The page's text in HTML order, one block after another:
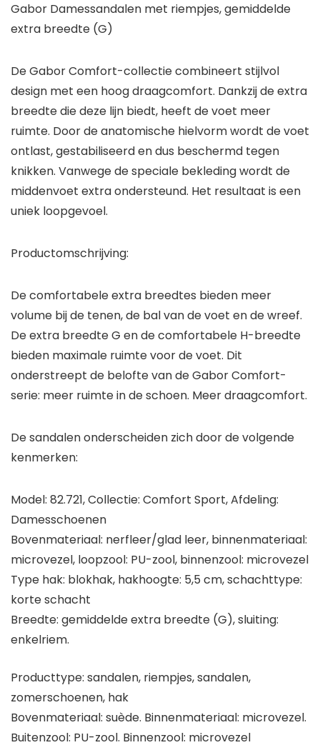
Gabor Damessandalen met riempjes, gemiddelde
extra breedte (G)
De Gabor Comfort-collectie combineert stijlvol
design met een hoog draagcomfort. Dankzij de extra
breedte die deze lijn biedt, heeft de voet meer
ruimte. Door de anatomische hielvorm wordt de voet
ontlast, gestabiliseerd en dus beschermd tegen
knikken. Vanwege de speciale bekleding wordt de
middenvoet extra ondersteund. Het resultaat is een
uniek loopgevoel.
Productomschrijving:
De comfortabele extra breedtes bieden meer
volume bij de tenen, de bal van de voet en de wreef.
De extra breedte G en de comfortabele H-breedte
bieden maximale ruimte voor de voet. Dit
onderstreept de belofte van de Gabor Comfort-
serie: meer ruimte in de schoen. Meer draagcomfort.
De sandalen onderscheiden zich door de volgende
kenmerken:
Model: 82.721, Collectie: Comfort Sport, Afdeling:
Damesschoenen
Bovenmateriaal: nerfleer/glad leer, binnenmateriaal:
microvezel, loopzool: PU-zool, binnenzool: microvezel
Type hak: blokhak, hakhoogte: 5,5 cm, schachttype:
korte schacht
Breedte: gemiddelde extra breedte (G), sluiting:
enkelriem.
Producttype: sandalen, riempjes, sandalen,
zomerschoenen, hak
Bovenmateriaal: suède. Binnenmateriaal: microvezel.
Buitenzool: PU-zool. Binnenzool: microvezel